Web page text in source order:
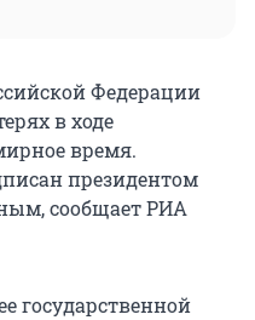
Федерации
в ходе
время.
президентом
сообщает РИА
государственной